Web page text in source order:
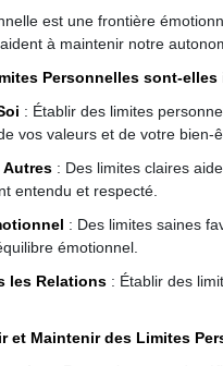
est une frontière
à maintenir notre
Personnelles sont-elles
: Établir des limites
vos valeurs et de votre bien-
Autres : Des limites claires
entendu et respecté.
: Des limites saines
émotionnel.
les Relations : Établir des
et Maintenir des Limites